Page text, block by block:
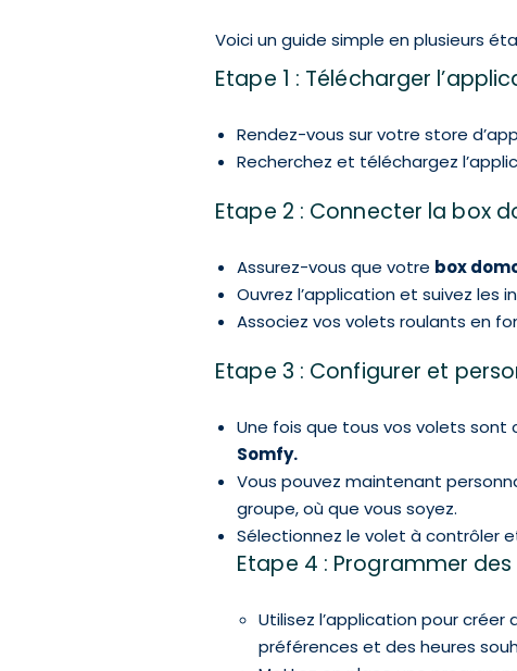
Voici un guide simple en plusieurs
Etape 1 : Télécharger
Rendez-vous sur votre store
Recherchez et téléchargez
Etape 2 : Connecter la box
Assurez-vous que votre box
Ouvrez l’application et suivez les
Associez vos volets roulants en
Etape 3 : Configurer et
Une fois que tous vos volets sont
Somfy.
Vous pouvez maintenant
groupe, où que vous soyez.
Sélectionnez le volet à contrôler
Etape 4 : Programmer
Utilisez l’application pour
préférences et des heures